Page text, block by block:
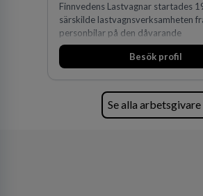
Finnvedens Lastvagnar startades
särskilde lastvagnsverksamheten
personbilar på den dåvarande
huvudanläggningen i Värnamo.
man expanderat kraftigt genom ett
Lastvagnar och finns
orter i södra Sverige.
Besök profil
Se alla arbetsgivare